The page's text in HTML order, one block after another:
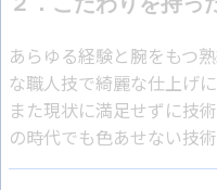
あらゆる経験と腕をもつ
な職人技で綺麗な仕上げ
また現状に満足せずに技
の時代でも色あせない技